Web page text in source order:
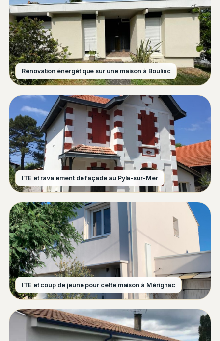
Rénovation énergétique sur une maison à Bouliac
ITE et ravalement de façade au Pyla-sur-Mer
ITE et coup de jeune pour cette maison à Mérignac